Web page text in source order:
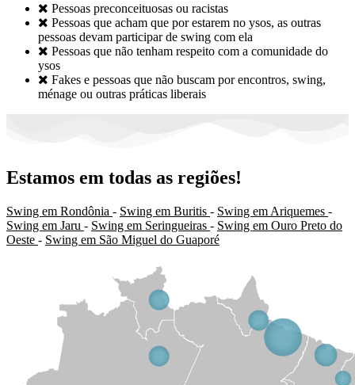
 Pessoas preconceituosas ou racistas
 Pessoas que acham que por estarem no ysos, as outras
pessoas devam participar de swing com ela
 Pessoas que não tenham respeito com a comunidade do
ysos
 Fakes e pessoas que não buscam por encontros, swing,
ménage ou outras práticas liberais
Estamos em todas as regiões!
Swing em Rondônia - Swing em Buritis - Swing em Ariquemes -
Swing em Jaru - Swing em Seringueiras - Swing em Ouro Preto do
Oeste - Swing em São Miguel do Guaporé